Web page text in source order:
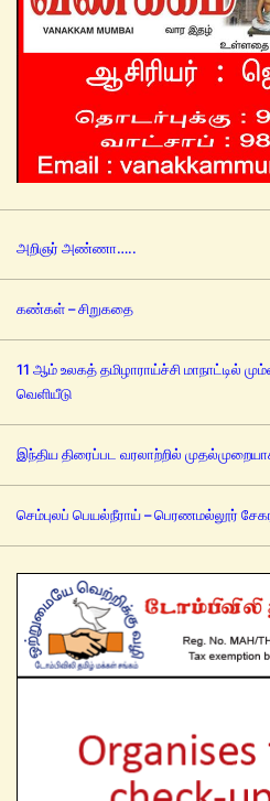
அறிஞர் அண்ணா…..
கண்கள் – சிறுகதை
11 ஆம் உலகத் தமிழாராய்ச்சி மாநாட்டில்
வெளியீடு
இந்திய திரைப்பட வரலாற்றில்
செம்புலப் பெயல்நீராய் – பெரணமல்லூர்